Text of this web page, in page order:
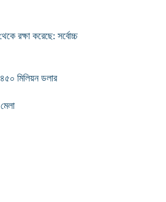
রক্ষা করেছে: সর্বোচ্চ
মিলিয়ন ডলার